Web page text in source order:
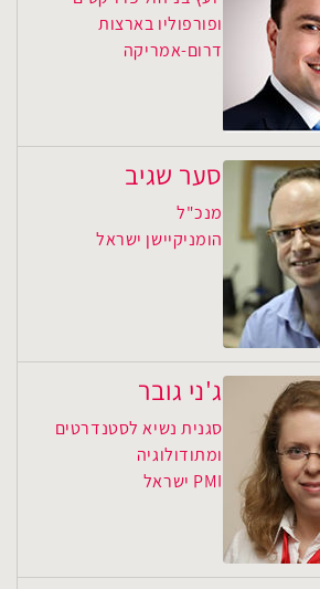
ופורפוליו בארצות
דרום-אמריקה
סער שגיב
מנכ"ל
הומניקיישן ישראל
ג'ני גובר
סגנית נשיא לסטנדרטים
ומתודולוגיה
PMI ישראל